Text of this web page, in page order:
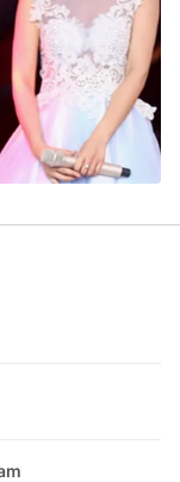
483/GP-BTTTT
932